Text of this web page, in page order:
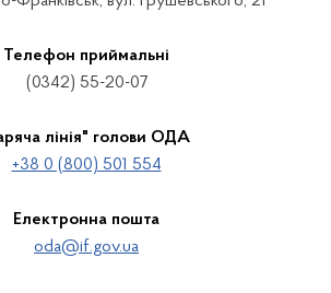
Телефон приймальні
(0342) 55-20-07
лінія" голови ОДА
+38 0 (800) 501 554
Електронна пошта
oda@if.gov.ua